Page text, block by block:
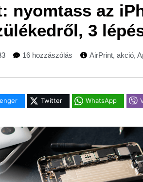
nyomtass az
3
16 hozzászólás AirPrint, akció,
Twitter WhatsApp